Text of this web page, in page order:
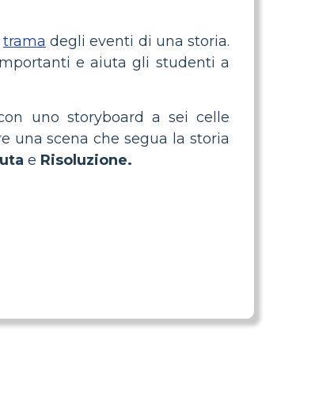
trama degli eventi di una storia.
e aiuta gli studenti a
uno storyboard a sei celle
una scena che segua la storia
e Risoluzione.